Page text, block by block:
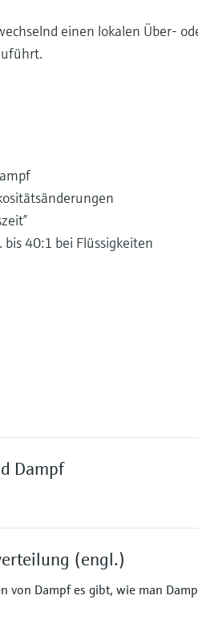
einen lokalen Über-
40:1 bei Flüssigkeiten
Dampf
(engl.)
Dampf es gibt, wie man